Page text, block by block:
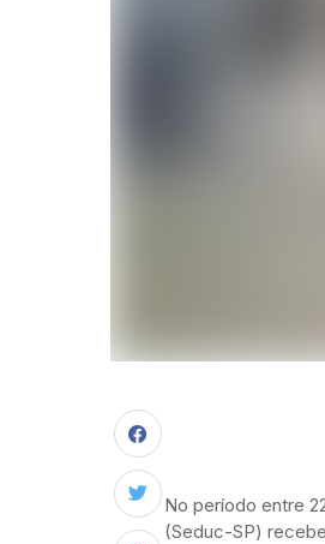
No período entre
(Seduc-SP)